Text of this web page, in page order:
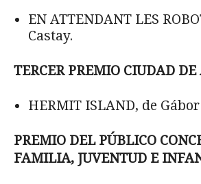
EN ATTENDANT LES
Castay.
TERCER PREMIO CIUDAD
HERMIT ISLAND, de
PREMIO DEL PÚBLICO
FAMILIA, JUVENTUD E